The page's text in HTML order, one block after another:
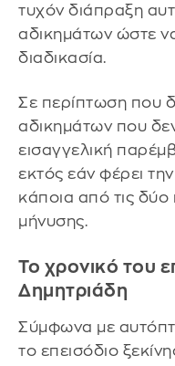
τυχόν διάπραξη
αδικημάτων ώστε
διαδικασία.
Σε περίπτωση που
αδικημάτων που
εισαγγελική
εκτός εάν φέρει
κάποια από τις
μήνυσης.
Το χρονικό του
Δημητριάδη
Σύμφωνα με
το επεισόδιο